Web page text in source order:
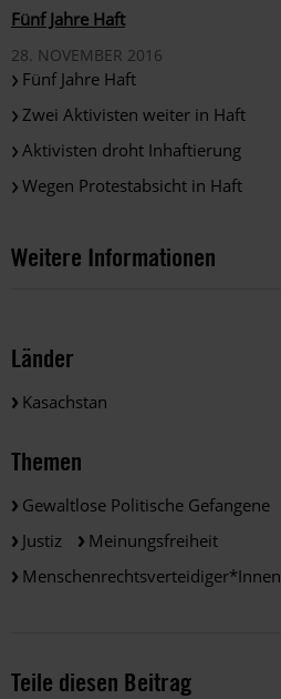
Fünf Jahre Haft
28. NOVEMBER 2016
Fünf Jahre Haft
Zwei Aktivisten weiter in Haft
Aktivisten droht Inhaftierung
Wegen Protestabsicht in Haft
Weitere Informationen
Länder
Kasachstan
Themen
Gewaltlose Politische Gefangene
Justiz
Meinungsfreiheit
Menschenrechtsverteidiger*innen
Teile diesen Beitrag